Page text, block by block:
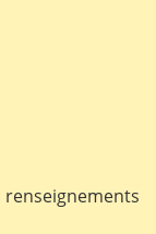
renseignements